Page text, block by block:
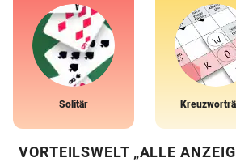
Solitär
VORTEILSWELT „ALLE